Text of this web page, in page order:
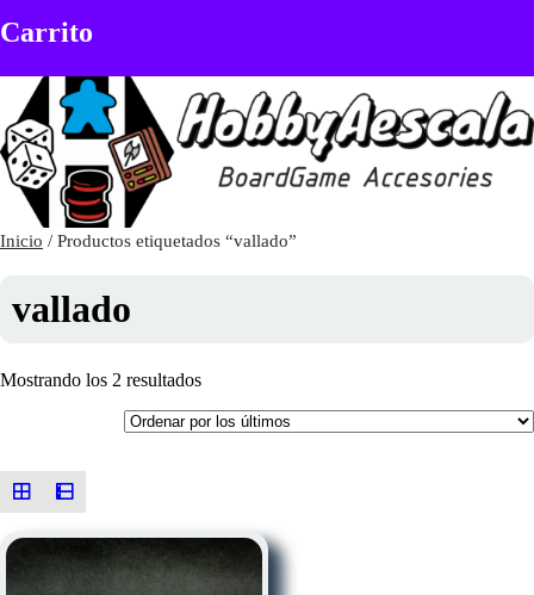
Carrito
Inicio / Productos etiquetados “vallado”
vallado
Mostrando los 2 resultadosOrdenado
los